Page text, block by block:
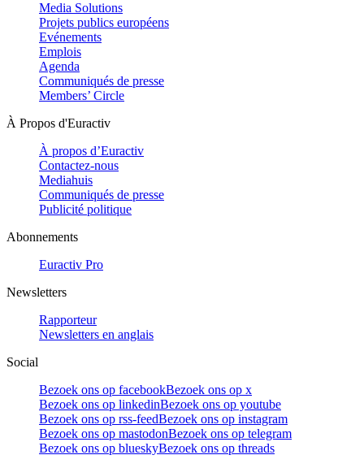
Media Solutions
Projets publics européens
Evénements
Emplois
Agenda
Communiqués de presse
Members’ Circle
À Propos d'Euractiv
À propos d’Euractiv
Contactez-nous
Mediahuis
Communiqués de presse
Publicité politique
Abonnements
Euractiv Pro
Newsletters
Rapporteur
Newsletters en anglais
Social
Bezoek ons op facebookBezoek ons op x
Bezoek ons op linkedinBezoek ons op youtube
Bezoek ons op rss-feedBezoek ons op instagram
Bezoek ons op mastodonBezoek ons op telegram
Bezoek ons op blueskyBezoek ons op threads